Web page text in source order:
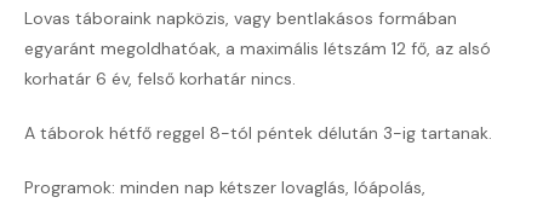
Lovas táboraink napközis, vagy bentlakásos formában
egyaránt megoldhatóak, a maximális létszám 12 fő, az alsó
korhatár 6 év, felső korhatár nincs.
A táborok hétfő reggel 8-tól péntek délután 3-ig tartanak.
Programok: minden nap kétszer lovaglás, lóápolás,